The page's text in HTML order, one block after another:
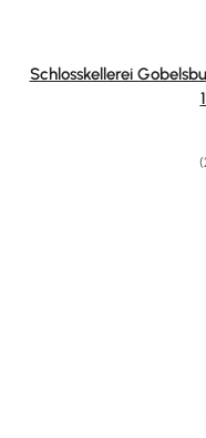
Schlosskellerei